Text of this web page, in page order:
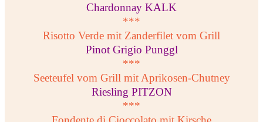
Chardonnay KALK
***
Risotto Verde mit Zanderfilet vom Grill
Pinot Grigio Punggl
***
Seeteufel vom Grill mit Aprikosen-Chutney
Riesling PITZON
***